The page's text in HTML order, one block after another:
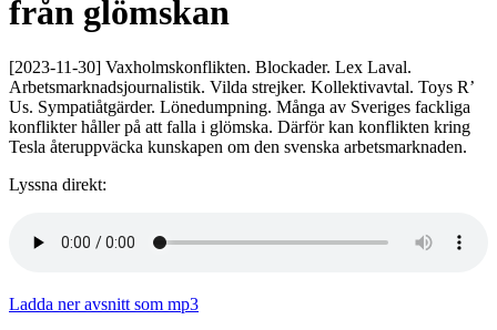
från glömskan
[2023-11-30] Vaxholmskonflikten. Blockader. Lex Laval.
Arbetsmarknadsjournalistik. Vilda strejker. Kollektivavtal. Toys R’
Us. Sympatiåtgärder. Lönedumpning. Många av Sveriges fackliga
konflikter håller på att falla i glömska. Därför kan konflikten kring
Tesla återuppväcka kunskapen om den svenska arbetsmarknaden.
Lyssna direkt:
Ladda ner avsnitt som mp3